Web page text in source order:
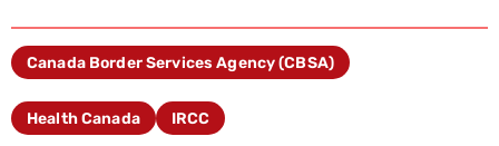
Canada Border Services Agency (CBSA)
Health Canada IRCC